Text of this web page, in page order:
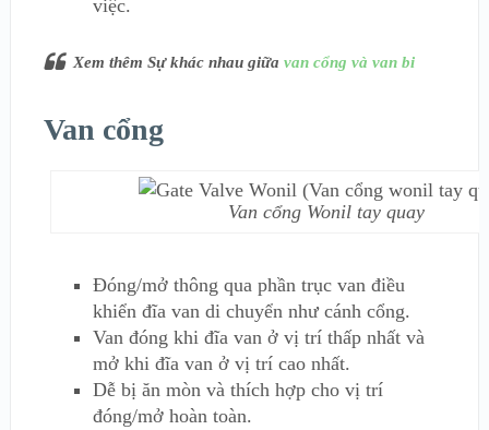
việc.
Xem thêm Sự khác nhau giữa van cổng và van bi
Van cổng
Van cổng Wonil tay quay
Đóng/mở thông qua phần trục van điều
khiển đĩa van di chuyển như cánh cổng.
Van đóng khi đĩa van ở vị trí thấp nhất và
mở khi đĩa van ở vị trí cao nhất.
Dễ bị ăn mòn và thích hợp cho vị trí
đóng/mở hoàn toàn.